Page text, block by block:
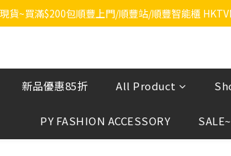
貨~買滿$200包順豐上門/順豐站/順豐智能櫃
新品優惠85折 All Product
PY FASHION ACCESSORY SALE~